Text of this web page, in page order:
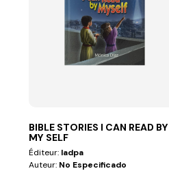
BIBLE STORIES I CAN READ BY
MY SELF
Éditeur: Iadpa
Auteur: No Especificado